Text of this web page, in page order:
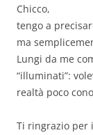
Chicco,
tengo a
ma
Lungi da me
“illuminati”:
realtà poco
Ti ringrazio per